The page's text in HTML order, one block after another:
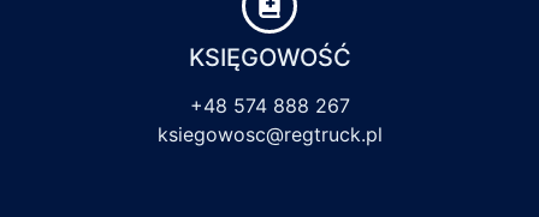
KSIĘGOWOŚĆ
+48 574 888 267
ksiegowosc@regtruck.pl